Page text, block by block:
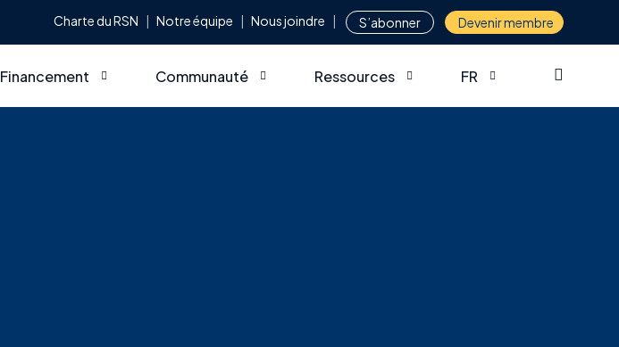
Charte du RSN Notre équipe Nous joindre S’abonner Devenir membre
Financement Communauté Ressources FR